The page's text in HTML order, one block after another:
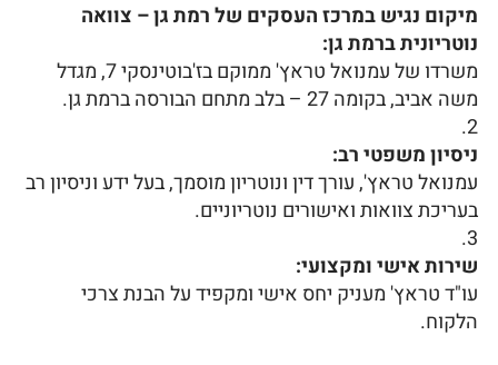
מיקום נגיש במרכז העסקים של רמת גן – צוואה
נוטריונית ברמת גן:
משרדו של עמנואל טראץ' ממוקם בז'בוטינסקי 7, מגדל
משה אביב, בקומה 27 – בלב מתחם הבורסה ברמת גן.
ניסיון משפטי רב:
עמנואל טראץ', עורך דין ונוטריון מוסמך, בעל ידע וניסיון רב
בעריכת צוואות ואישורים נוטריוניים.
שירות אישי ומקצועי:
עו"ד טראץ' מעניק יחס אישי ומקפיד על הבנת צרכי
הלקוח.